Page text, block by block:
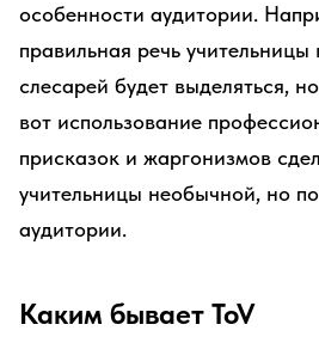
особенности аудитории.
правильная речь учительницы
слесарей будет выделяться,
вот использование
присказок и жаргонизмов
учительницы необычной, но
аудитории.
Каким бывает ToV